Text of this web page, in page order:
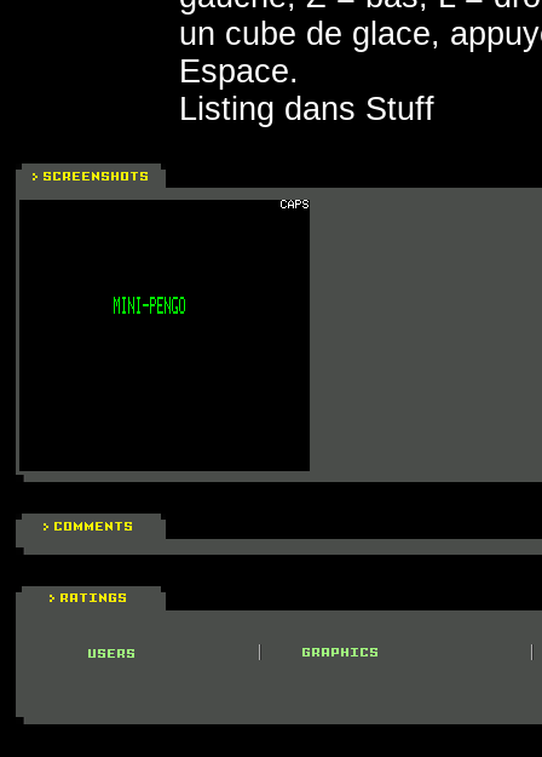
un cube de glace,
Espace.
Listing dans Stuff